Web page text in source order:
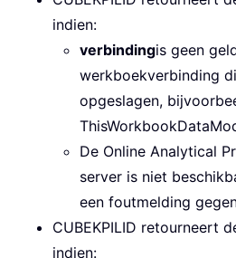
indien:
verbindingis geen
werkboekverbinding
opgeslagen,
De Online Analytical
server is niet
een foutmelding
CUBEKPILID retourneert
indien: